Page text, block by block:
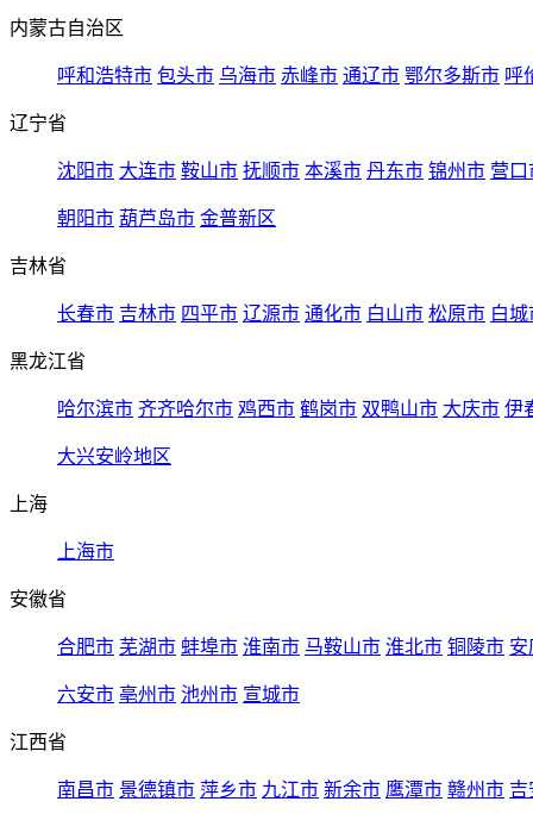
内蒙古自治区
呼和浩特市 包头市 乌海市 赤峰市 通辽市 鄂尔多斯市 呼
辽宁省
沈阳市 大连市 鞍山市 抚顺市 本溪市 丹东市 锦州市 营口
朝阳市 葫芦岛市 金普新区
吉林省
长春市 吉林市 四平市 辽源市 通化市 白山市 松原市 白城
黑龙江省
哈尔滨市 齐齐哈尔市 鸡西市 鹤岗市 双鸭山市 大庆市 伊
大兴安岭地区
上海
上海市
安徽省
合肥市 芜湖市 蚌埠市 淮南市 马鞍山市 淮北市 铜陵市 安
六安市 亳州市 池州市 宣城市
江西省
南昌市 景德镇市 萍乡市 九江市 新余市 鹰潭市 赣州市 吉